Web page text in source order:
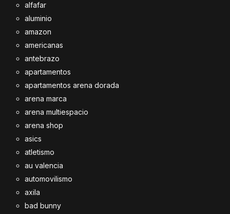
alfafar
aluminio
amazon
americanas
antebrazo
apartamentos
apartamentos arena dorada
arena marca
arena multiespacio
arena shop
asics
atletismo
au valencia
automovilismo
axila
bad bunny